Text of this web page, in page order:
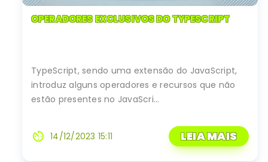
OPERADORES EXCLUSIVOS DO TYPESCRIPT
TypeScript, sendo uma extensão do JavaScript,
introduz alguns operadores e recursos que não
estão presentes no JavaScri...
av_timer 14/12/2023 15:11 LEIA MAIS